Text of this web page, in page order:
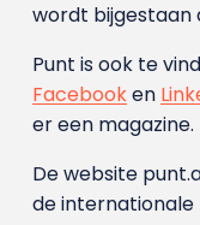
wordt bijgestaan
Punt is ook te
Facebooken
er een magazine.
De website
de internationale